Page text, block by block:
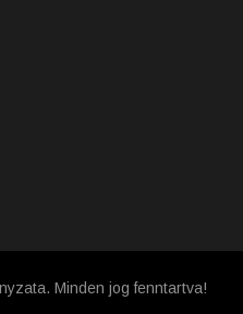
Minden jog fenntartva!